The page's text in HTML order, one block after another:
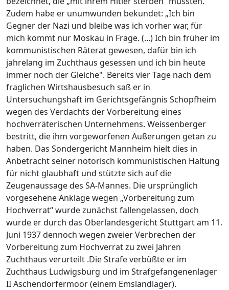
Zudem habe er unumwunden bekundet: „Ich bin
Gegner der Nazi und bleibe was ich vorher war, für
mich kommt nur Moskau in Frage. (...) Ich bin früher im
kommunistischen Räterat gewesen, dafür bin ich
jahrelang im Zuchthaus gesessen und ich bin heute
immer noch der Gleiche". Bereits vier Tage nach dem
fraglichen Wirtshausbesuch saß er in
Untersuchungshaft im Gerichtsgefängnis Schopfheim
wegen des Verdachts der Vorbereitung eines
hochverräterischen Unternehmens. Weissenberger
bestritt, die ihm vorgeworfenen Äußerungen getan zu
haben. Das Sondergericht Mannheim hielt dies in
Anbetracht seiner notorisch kommunistischen Haltung
für nicht glaubhaft und stützte sich auf die
Zeugenaussage des SA-Mannes. Die ursprünglich
vorgesehene Anklage wegen „Vorbereitung zum
Hochverrat“ wurde zunächst fallengelassen, doch
wurde er durch das Oberlandesgericht Stuttgart am 11.
Juni 1937 dennoch wegen zweier Verbrechen der
Vorbereitung zum Hochverrat zu zwei Jahren
Zuchthaus verurteilt .Die Strafe verbüßte er im
Zuchthaus Ludwigsburg und im Strafgefangenenlager
II Aschendorfermoor (einem Emslandlager).